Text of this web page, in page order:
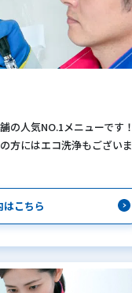
の人気NO.1メニューです
方にはエコ洗浄もございま
こちら